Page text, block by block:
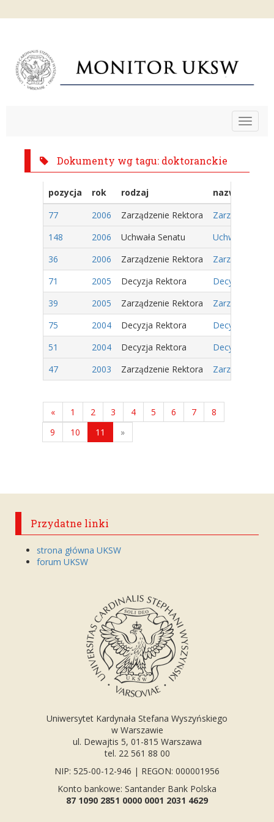
Toggle
Dokumenty wg tagu: doktoranckie
pozycja rok rodzaj
nazwa
77
2006 Zarządzenie Rektora
Zarządzenie
148
2006 Uchwała Senatu
Uchwała Nr
36
2006 Zarządzenie Rektora
Zarządzenie
71
2005 Decyzja Rektora
Decyzja Nr
39
2005 Zarządzenie Rektora
Zarządzenie
75
2004 Decyzja Rektora
Decyzja Nr
51
2004 Decyzja Rektora
Decyzja Nr 9/
47
2003 Zarządzenie Rektora Zarządzenie
« 1 2 3 4 5 6 7
8
9
10 11 »
Przydatne linki
strona główna UKSW
forum UKSW
Uniwersytet Kardynała Stefana Wyszyńskiego
w Warszawie
ul. Dewajtis 5, 01-815 Warszawa
tel. 22 561 88 00
NIP: 525-00-12-946 | REGON: 000001956
Konto bankowe: Santander Bank Polska
87 1090 2851 0000 0001 2031 4629